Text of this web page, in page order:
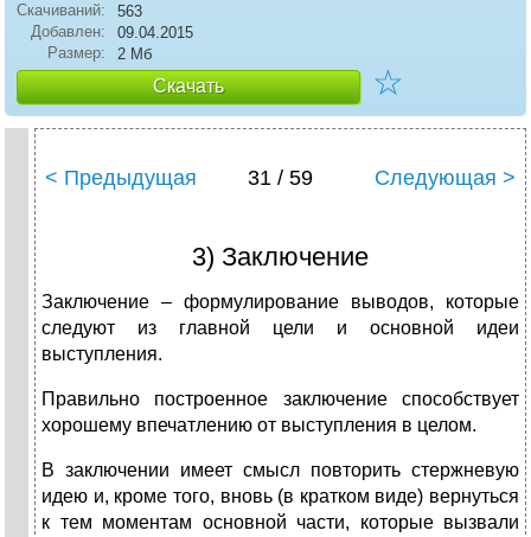
Скачиваний:
563
Добавлен:
09.04.2015
Размер:
2 Мб
Скачать ☆
< Предыдущая 31 / 59 Следующая >
3) Заключение
Заключение – формулирование выводов, которые
следуют из главной цели и основной идеи
выступления.
Правильно построенное заключение способствует
хорошему впечатлению от выступления в целом.
В заключении имеет смысл повторить стержневую
идею и, кроме того, вновь (в кратком виде) вернуться
к тем моментам основной части, которые вызвали